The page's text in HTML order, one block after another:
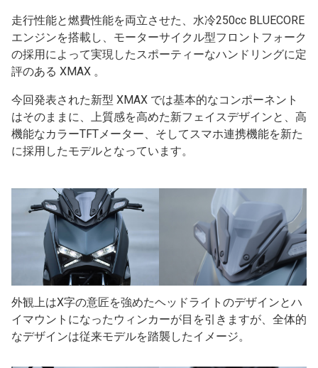
走行性能と燃費性能を両立させた、水冷250cc BLUECORE
エンジンを搭載し、モーターサイクル型フロントフォーク
の採用によって実現したスポーティーなハンドリングに定
評のある XMAX 。
今回発表された新型 XMAX では基本的なコンポーネント
はそのままに、上質感を高めた新フェイスデザインと、高
機能なカラーTFTメーター、そしてスマホ連携機能を新た
に採用したモデルとなっています。
外観上はX字の意匠を強めたヘッドライトのデザインとハ
イマウントになったウィンカーが目を引きますが、全体的
なデザインは従来モデルを踏襲したイメージ。